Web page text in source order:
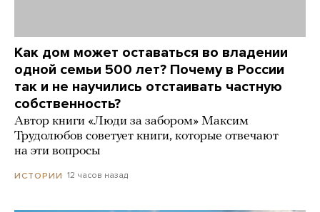
Как дом может оставаться во владении
одной семьи 500 лет? Почему в России
так и не научились отстаивать частную
собственность?
Автор книги «Люди за забором» Максим
Трудолюбов советует книги, которые отвечают
на эти вопросы
ИСТОРИИ 12 часов назад